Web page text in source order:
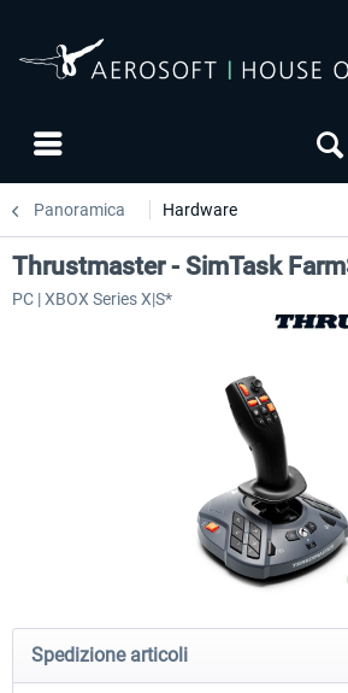
Panoramica Hardware
Wheel Stand Pro - Farm Truck
Thrustmaster - SimTask
PC | XBOX Series X|S*
Spedizione articoli